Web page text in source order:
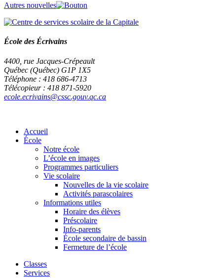
Autres nouvelles
École des Écrivains
4400, rue Jacques-Crépeault
Québec (Québec) G1P 1X5
Téléphone : 418 686-4713
Télécopieur : 418 871-5920
ecole.ecrivains@cssc.gouv.qc.ca
Accueil
École
Notre école
L’école en images
Programmes particuliers
Vie scolaire
Nouvelles de la vie scolaire
Activités parascolaires
Informations utiles
Horaire des élèves
Préscolaire
Info-parents
École secondaire de bassin
Fermeture de l’école
Classes
Services